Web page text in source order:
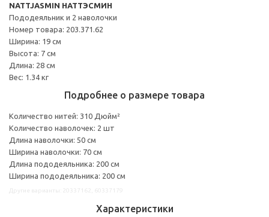
NATTJASMIN НАТТЭСМИН
Пододеяльник и 2 наволочки
Номер товара: 203.371.62
Ширина: 19 см
Высота: 7 см
Длина: 28 см
Вес: 1.34 кг
Подробнее о размере товара
Количество нитей: 310 Дюйм²
Количество наволочек: 2 шт
Длина наволочки: 50 см
Ширина наволочки: 70 см
Длина пододеяльника: 200 см
Ширина пододеяльника: 200 см
Характеристики